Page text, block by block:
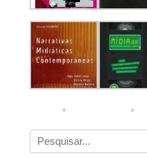
Pesquisar
por: